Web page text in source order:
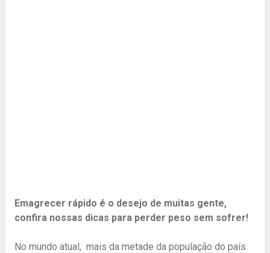
Emagrecer rápido é o desejo de muitas gente,
confira nossas dicas para perder peso sem sofrer!
No mundo atual, mais da metade da população do país